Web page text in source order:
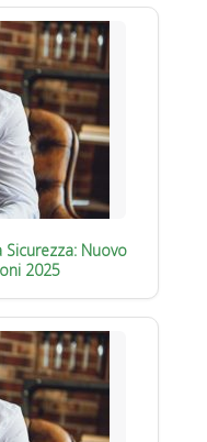
Nuovo
2025